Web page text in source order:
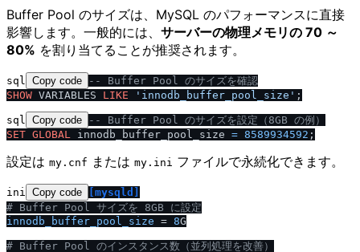
Buffer Pool のサイズは、MySQL のパフォーマンスに直接
影響します。一般的には、 サーバーの物理メモリの 70 ～
80% を割り当てることが推奨されます。
sql Copy code
-- Buffer Pool のサイズを確認
SHOW VARIABLES LIKE 'innodb_buffer_pool_size'
sql Copy code
-- Buffer Pool のサイズを設定（8GB の例）
SET GLOBAL innodb_buffer_pool_size = 8589934592
設定は my.cnf または my.ini ファイルで永続化できます。
ini Copy code
[mysqld]
# Buffer Pool サイズを 8GB に設定
innodb_buffer_pool_size = 8G
# Buffer Pool のインスタンス数（並列処理を改善）